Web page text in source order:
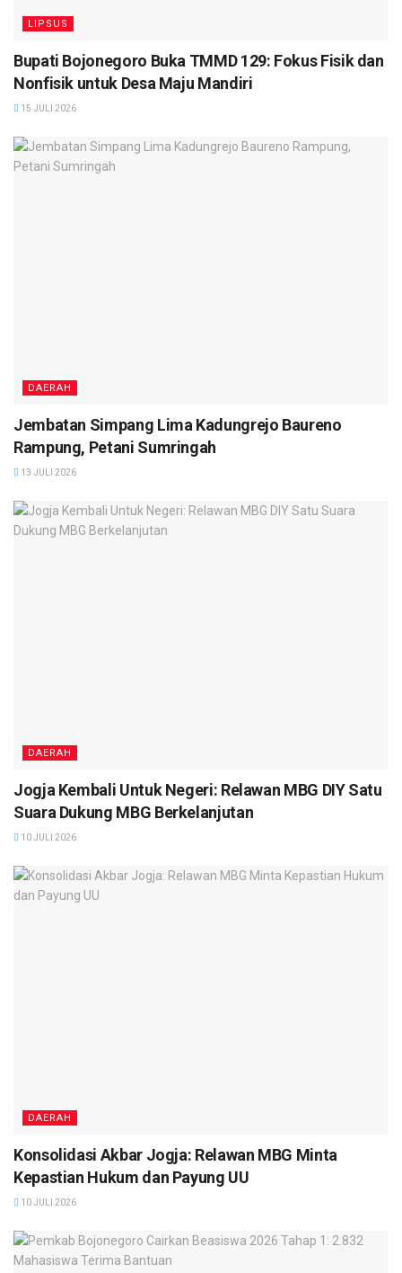
LIPSUS
Bupati Bojonegoro Buka TMMD 129: Fokus Fisik dan
Nonfisik untuk Desa Maju Mandiri
15 JULI 2026
DAERAH
Jembatan Simpang Lima Kadungrejo Baureno
Rampung, Petani Sumringah
13 JULI 2026
DAERAH
Jogja Kembali Untuk Negeri: Relawan MBG DIY Satu
Suara Dukung MBG Berkelanjutan
10 JULI 2026
DAERAH
Konsolidasi Akbar Jogja: Relawan MBG Minta
Kepastian Hukum dan Payung UU
10 JULI 2026